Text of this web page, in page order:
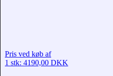
Pris ved køb af
1 stk: 4190,00 DKK